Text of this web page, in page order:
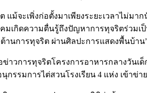
ม้จะเพิ่งก่อตั้งมาเพียงระยะเวลาไม่
เกิดความตื่นรู้ถึงปัญหาการทุจริตร่วม
านการทุจริต ผ่านศิลปะการแสดงพื้นบ้าน
าวการทุจริตโครงการอาหารกลางวั
รรมการไต่สวนโรงเรียน 4 แห่ง เข้าข่